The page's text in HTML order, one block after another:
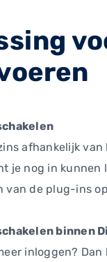
afhankelijk
je nog in
van de plug-ins
binnen
inloggen?